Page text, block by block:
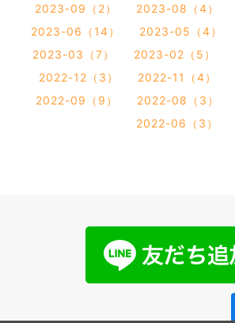
2023-09（2）
2023-08（4）
2023-06（14）
2023-05（4）
2023-03（7）
2023-02（5）
2022-12（3）
2022-11（4）
2022-09（9）
2022-08（3）
2022-06（3）